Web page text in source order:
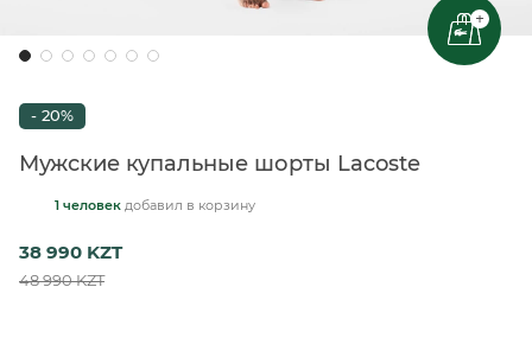
+
- 20%
Мужские купальные шорты Lacoste
1 человек добавил в корзину
38 990 KZT
48 990 KZT